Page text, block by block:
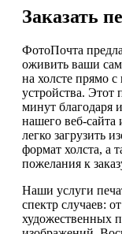
Заказать
ФотоПочта
оживить ваши
на холсте прямо
устройства. Этот
минут благодаря
нашего веб-
легко загрузить
формат холста, а
пожелания к
Наши услуги
спектр случаев:
художественных